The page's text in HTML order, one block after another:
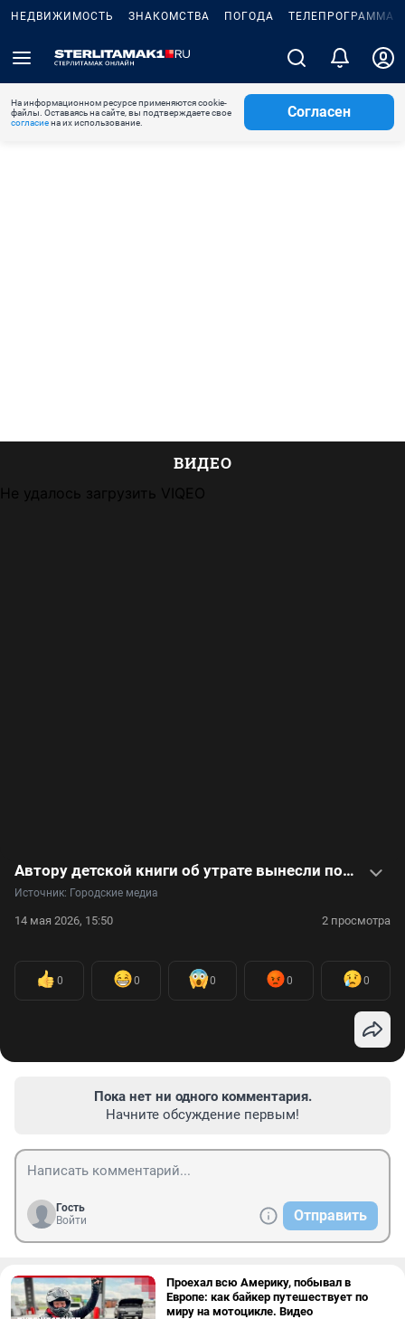
НЕДВИЖИМОСТЬ ЗНАКОМСТВА ПОГОДА ТЕЛЕПРОГРАММА
На информационном ресурсе применяются cookie-
файлы. Оставаясь на сайте, вы подтверждаете свое
согласиена их использование.
Согласен
ВИДЕО
Не удалось загрузить VIQEO
Автору детской книги об утрате вынесли пожизненный приговор за убийство мужа. Видео
Источник: Городские медиа
14 мая 2026, 15:50 2 просмотра
0 0 0 0 0
Пока нет ни одного комментария.
Начните обсуждение первым!
Гость
Войти
Отправить
Проехал всю Америку, побывал в
Европе: как байкер путешествует по
миру на мотоцикле. Видео